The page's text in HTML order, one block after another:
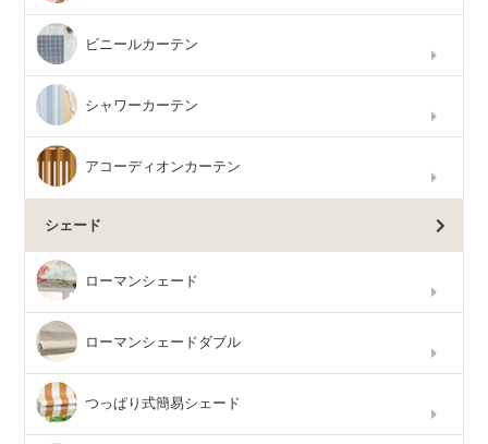
ビニールカーテン
シャワーカーテン
アコーディオンカーテン
シェード
ローマンシェード
ローマンシェードダブル
つっぱり式簡易シェード